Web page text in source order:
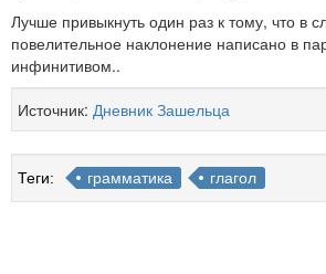
Лучше привыкнуть один раз к тому, что в
повелительное наклонение написано в
инфинитивом..
Источник: Дневник Зашельца
Теги: грамматика глагол